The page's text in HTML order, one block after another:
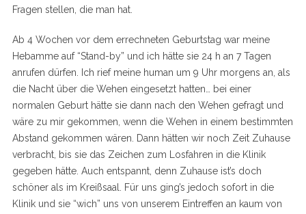
Fragen stellen, die man hat.
Ab 4 Wochen vor dem errechneten Geburtstag war meine
Hebamme auf “Stand-by” und ich hätte sie 24 h an 7 Tagen
anrufen dürfen. Ich rief meine human um 9 Uhr morgens an, als
die Nacht über die Wehen eingesetzt hatten… bei einer
normalen Geburt hätte sie dann nach den Wehen gefragt und
wäre zu mir gekommen, wenn die Wehen in einem bestimmten
Abstand gekommen wären. Dann hätten wir noch Zeit Zuhause
verbracht, bis sie das Zeichen zum Losfahren in die Klinik
gegeben hätte. Auch entspannt, denn Zuhause ist’s doch
schöner als im Kreißsaal. Für uns ging’s jedoch sofort in die
Klinik und sie “wich” uns von unserem Eintreffen an kaum von